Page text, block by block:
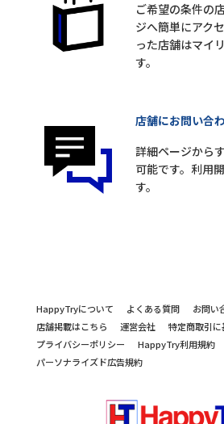
ご希望の条件の
ジへ簡単にアク
った店舗はマイ
す。
店舗にお問い合
詳細ページから
可能です。利用
す。
HappyTryについて よくある質問
お問い
店舗掲載はこちら
運営会社
特定商取引
プライバシーポリシー
HappyTry利用規約
パーソナライズド広告規約